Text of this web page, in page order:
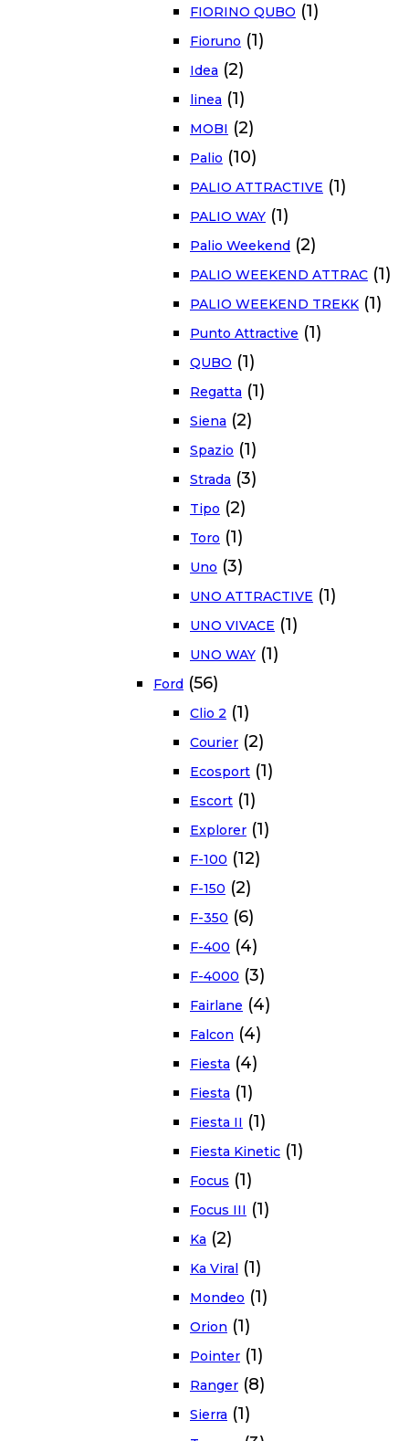
FIORINO QUBO (1)
Fioruno (1)
Idea (2)
linea (1)
MOBI (2)
Palio (10)
PALIO ATTRACTIVE (1)
PALIO WAY (1)
Palio Weekend (2)
PALIO WEEKEND ATTRAC (1)
PALIO WEEKEND TREKK (1)
Punto Attractive (1)
QUBO (1)
Regatta (1)
Siena (2)
Spazio (1)
Strada (3)
Tipo (2)
Toro (1)
Uno (3)
UNO ATTRACTIVE (1)
UNO VIVACE (1)
UNO WAY (1)
Ford (56)
Clio 2 (1)
Courier (2)
Ecosport (1)
Escort (1)
Explorer (1)
F-100 (12)
F-150 (2)
F-350 (6)
F-400 (4)
F-4000 (3)
Fairlane (4)
Falcon (4)
Fiesta (4)
Fiesta (1)
Fiesta II (1)
Fiesta Kinetic (1)
Focus (1)
Focus III (1)
Ka (2)
Ka Viral (1)
Mondeo (1)
Orion (1)
Pointer (1)
Ranger (8)
Sierra (1)